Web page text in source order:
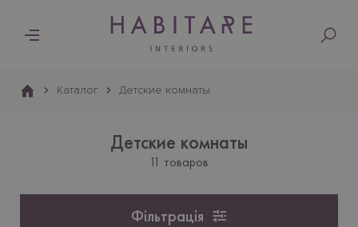
Основна
Каталог Детские комнаты
Детские комнаты
11 товаров
Фільтрація